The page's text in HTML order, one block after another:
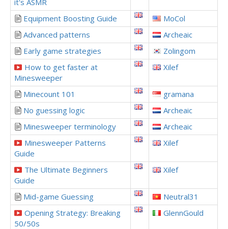
it's ASMR
Equipment Boosting Guide
MoCol
Advanced patterns
Archeaic
Early game strategies
Zolingom
How to get faster at
Minesweeper
Xilef
Minecount 101
gramana
No guessing logic
Archeaic
Minesweeper terminology
Archeaic
Minesweeper Patterns
Guide
Xilef
The Ultimate Beginners
Guide
Xilef
Mid-game Guessing
Neutral31
Opening Strategy: Breaking
50/50s
GlennGould